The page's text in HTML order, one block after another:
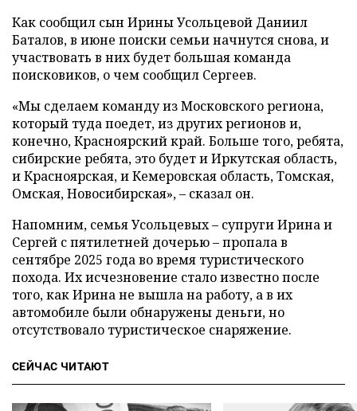
Как сообщил сын Ирины Усольцевой Даниил
Баталов, в июне поиски семьи начнутся снова, и
участвовать в них будет большая команда
поисковиков, о чем сообщил Сергеев.
«Мы сделаем команду из Московского региона,
который туда поедет, из других регионов и,
конечно, Красноярский край. Больше того, ребята,
сибирские ребята, это будет и Иркутская область,
и Красноярская, и Кемеровская область, Томская,
Омская, Новосибирская», – сказал он.
Напомним, семья Усольцевых – супруги Ирина и
Сергей с пятилетней дочерью – пропала в
сентябре 2025 года во время туристического
похода. Их исчезновение стало известно после
того, как Ирина не вышла на работу, а в их
автомобиле были обнаружены деньги, но
отсутствовало туристическое снаряжение.
СЕЙЧАС ЧИТАЮТ